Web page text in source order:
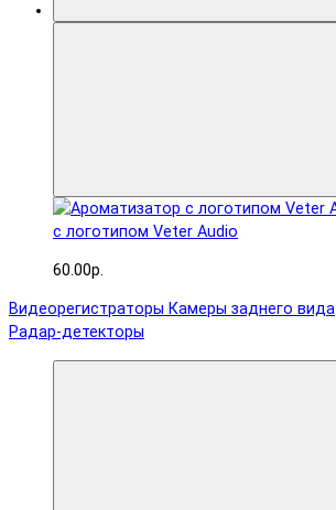
с логотипом Veter Audio
60.00р.
Видеорегистраторы Камеры заднего вида
Радар-детекторы